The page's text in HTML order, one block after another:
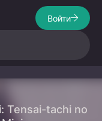
Войти
Tensai-tachi no